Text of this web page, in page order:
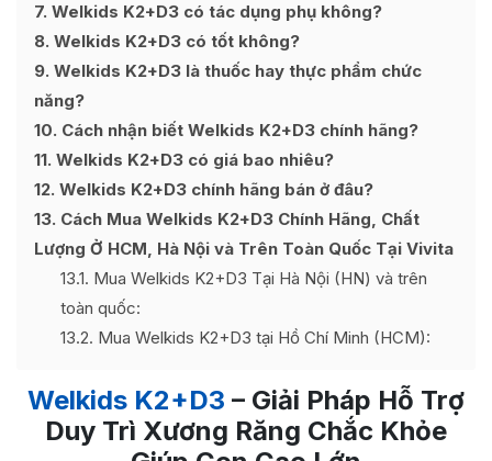
7 Welkids K2+D3 có tác dụng phụ không?
8 Welkids K2+D3 có tốt không?
9 Welkids K2+D3 là thuốc hay thực phẩm chức
năng?
10 Cách nhận biết Welkids K2+D3 chính hãng?
11 Welkids K2+D3 có giá bao nhiêu?
12 Welkids K2+D3 chính hãng bán ở đâu?
13 Cách Mua Welkids K2+D3 Chính Hãng, Chất
Lượng Ở HCM, Hà Nội và Trên Toàn Quốc Tại Vivita
13.1 Mua Welkids K2+D3 Tại Hà Nội (HN) và trên
toàn quốc:
13.2 Mua Welkids K2+D3 tại Hồ Chí Minh (HCM):
Welkids K2+D3 – Giải Pháp Hỗ Trợ
Duy Trì Xương Răng Chắc Khỏe